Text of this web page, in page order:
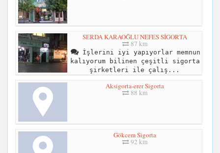
SERDA KARAOĞLU NEFES SİGORTA
87 km
İşlerini iyi yapıyorlar memnun
kalıyorum bilinen çeşitli sigorta
şirketleri ile çalış...
Aksigorta-erer Sigorta
88 km
Gökcem Sigorta
92 km